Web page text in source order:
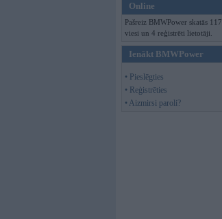
Online
Pašreiz BMWPower skatās 117
viesi un 4 reģistrēti lietotāji.
Ienākt BMWPower
• Pieslēgties
• Reģistrēties
• Aizmirsi paroli?